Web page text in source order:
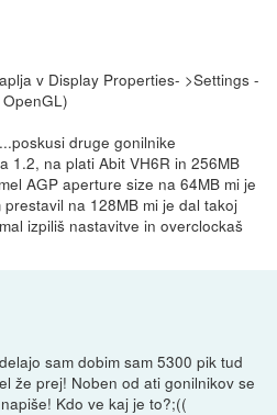
v Display Properties- >Settings -
druge gonilnike
1.2, na plati Abit VH6R in 256MB
AGP aperture size na 64MB mi je
na 128MB mi je dal takoj
izpiliš nastavitve in overclockaš
sam dobim sam 5300 pik tud
že prej! Noben od ati gonilnikov se
Kdo ve kaj je to?;((